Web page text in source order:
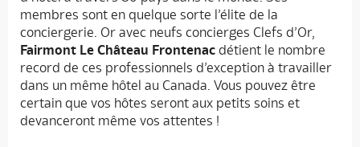
membres sont en quelque sorte l’élite de la
conciergerie. Or avec neufs concierges Clefs d’Or,
Fairmont Le Château Frontenac détient le nombre
record de ces professionnels d’exception à travailler
dans un même hôtel au Canada. Vous pouvez être
certain que vos hôtes seront aux petits soins et
devanceront même vos attentes !